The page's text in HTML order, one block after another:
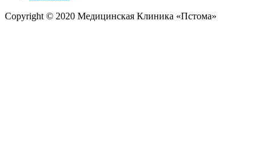
Copyright © 2020 Медицинская Клиника «Пстома»